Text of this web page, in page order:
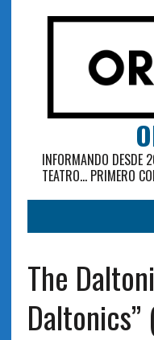
INFORMANDO DESDE
TEATRO... PRIMERO
The